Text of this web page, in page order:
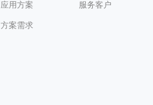
应用方案
方案需求
服务客户